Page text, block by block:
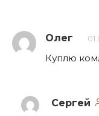
Олег
Куплю
Сергей